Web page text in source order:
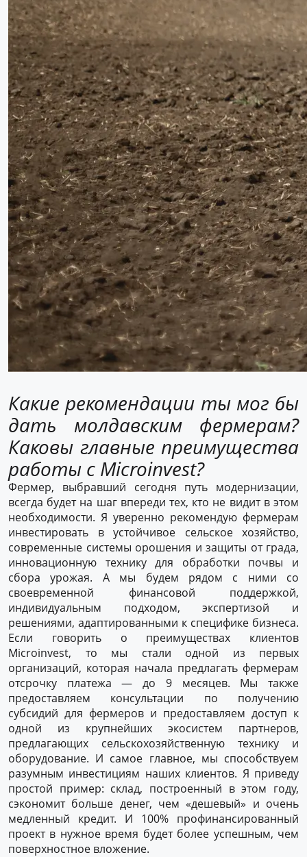
Какие рекомендации ты мог бы
дать молдавским фермерам?
Каковы главные преимущества
работы с Microinvest?
Фермер, выбравший сегодня путь модернизации,
всегда будет на шаг впереди тех, кто не видит в этом
необходимости. Я уверенно рекомендую фермерам
инвестировать в устойчивое сельское хозяйство,
современные системы орошения и защиты от града,
инновационную технику для обработки почвы и
сбора урожая. А мы будем рядом с ними со
своевременной финансовой поддержкой,
индивидуальным подходом, экспертизой и
решениями, адаптированными к специфике бизнеса.
Если говорить о преимуществах клиентов
Microinvest, то мы стали одной из первых
организаций, которая начала предлагать фермерам
отсрочку платежа — до 9 месяцев. Мы также
предоставляем консультации по получению
субсидий для фермеров и предоставляем доступ к
одной из крупнейших экосистем партнеров,
предлагающих сельскохозяйственную технику и
оборудование. И самое главное, мы способствуем
разумным инвестициям наших клиентов. Я приведу
простой пример: склад, построенный в этом году,
сэкономит больше денег, чем «дешевый» и очень
медленный кредит. И 100% профинансированный
проект в нужное время будет более успешным, чем
поверхностное вложение.